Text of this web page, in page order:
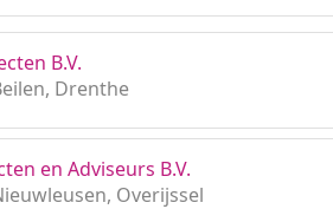
B.V.
Drenthe
en Adviseurs B.V.
Overijssel